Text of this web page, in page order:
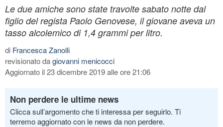
Le due amiche sono state travolte sabato notte dal
figlio del regista Paolo Genovese, il giovane aveva un
tasso alcolemico di 1,4 grammi per litro.
di Francesca Zanolli
revisionato dagiovanni menicocci
Aggiornato il 23 dicembre 2019 alle ore 21:06
Non perdere le ultime news
Clicca sull’argomento che ti interessa per seguirlo. Ti
terremo aggiornato con le news da non perdere.